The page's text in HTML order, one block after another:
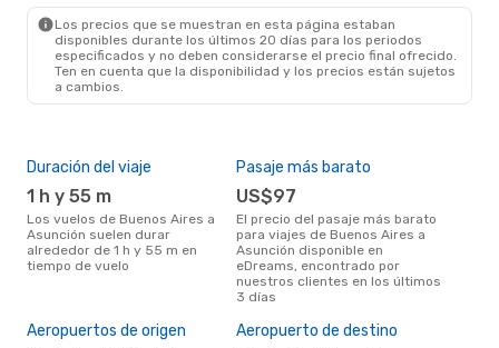
Los precios que se muestran en esta página estaban
disponibles durante los últimos 20 días para los periodos
especificados y no deben considerarse el precio final ofrecido.
Ten en cuenta que la disponibilidad y los precios están sujetos
a cambios.
Duración del viaje
1 h y 55 m
Los vuelos de Buenos Aires a
Asunción suelen durar
alrededor de 1 h y 55 m en
tiempo de vuelo
Pasaje más barato
US$97
El precio del pasaje más barato
para viajes de Buenos Aires a
Asunción disponible en
eDreams, encontrado por
nuestros clientes en los últimos
3 días
Aeropuertos de origen Aeropuerto de destino